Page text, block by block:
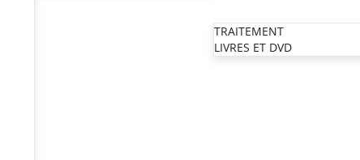
TRAITEMENT
LIVRES ET DVD